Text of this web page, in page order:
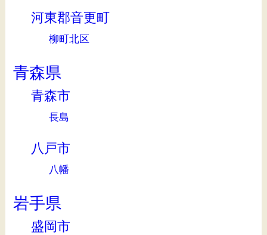
河東郡音更町
柳町北区
青森県
青森市
長島
八戸市
八幡
岩手県
盛岡市